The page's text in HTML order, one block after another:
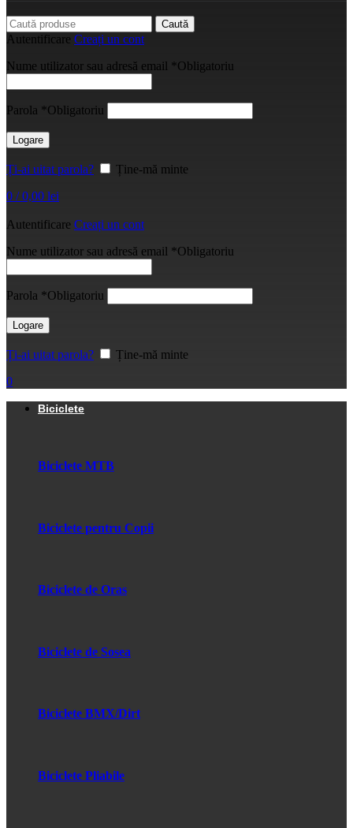
Caută
Autentificare Creați un cont
Nume utilizator sau adresă email *Obligatoriu
Parola *Obligatoriu
Logare
Ți-ai uitat parola?
Ține-mă minte
0 / 0,00 lei
Autentificare Creați un cont
Nume utilizator sau adresă email *Obligatoriu
Parola *Obligatoriu
Logare
Ți-ai uitat parola?
Ține-mă minte
0
Biciclete
Biciclete MTB
Biciclete pentru Copii
Biciclete de Oras
Biciclete de Sosea
Biciclete BMX/Dirt
Biciclete Pliabile